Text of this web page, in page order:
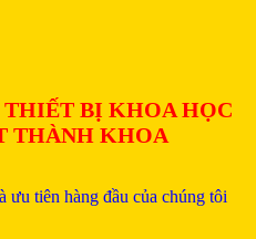
THIẾT BỊ KHOA HỌC
THÀNH KHOA
ưu tiên hàng đầu của chúng tôi